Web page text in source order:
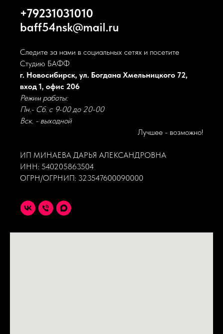
+79231031010
baff54nsk@mail.ru
Следите за нами в социальных сетях и посетите
Студию БАФФ
г. Новосибирск, ул. Богдана Хмельницкого 72,
вход 1, офис 206
Режим работы:
Пн.- Сб. с 9-00 до 20-00
Вск. - выходной
Лучшее - возможно!
ИП МИНАЕВА ДАРЬЯ АЛЕКСАНДРОВНА
ИНН: 540205863504
ОГРН/ОГРНИП: 323547600090000